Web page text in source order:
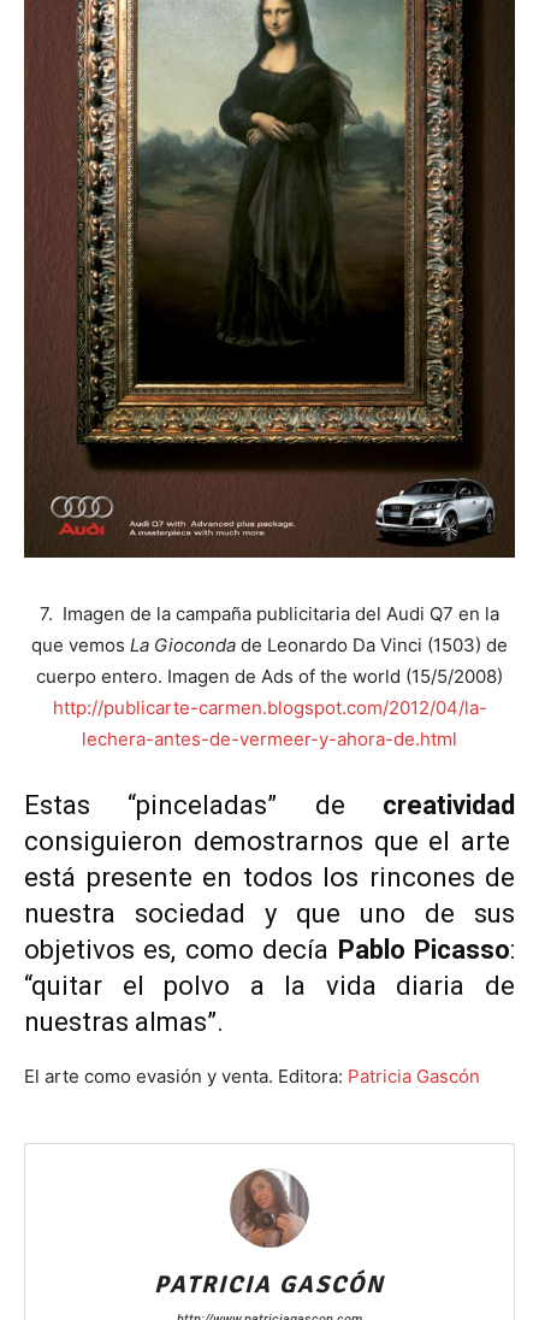
7. Imagen de la campaña publicitaria del Audi Q7 en la
que vemos La Gioconda de Leonardo Da Vinci (1503) de
cuerpo entero. Imagen de Ads of the world (15/5/2008)
http://publicarte-carmen.blogspot.com/2012/04/la-
lechera-antes-de-vermeer-y-ahora-de.html
Estas “pinceladas” de creatividad
consiguieron demostrarnos que el arte
está presente en todos los rincones de
nuestra sociedad y que uno de sus
objetivos es, como decía Pablo Picasso:
“quitar el polvo a la vida diaria de
nuestras almas”.
El arte como evasión y venta. Editora: Patricia Gascón
PATRICIA GASCÓN